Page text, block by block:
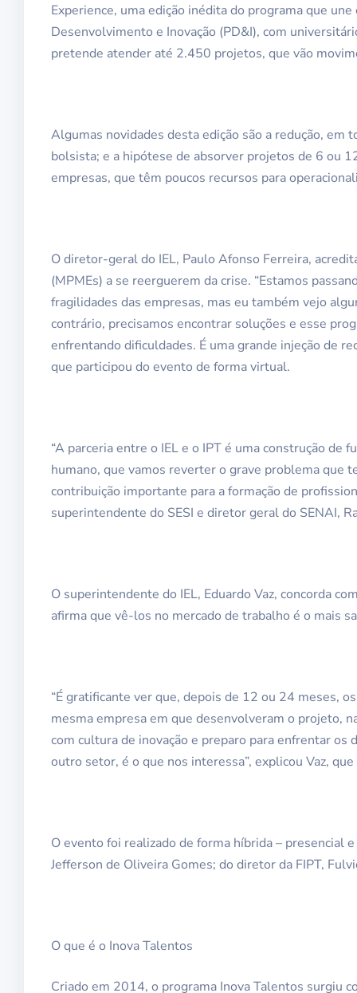
Experience, uma edição inédita do programa que
Desenvolvimento e Inovação (PD&I), com
pretende atender até 2.450 projetos, que vão
Algumas novidades desta edição são a redução,
bolsista; e a hipótese de absorver projetos de 6 ou
empresas, que têm poucos recursos para
O diretor-geral do IEL, Paulo Afonso Ferreira,
(MPMEs) a se reerguerem da crise. “Estamos
fragilidades das empresas, mas eu também vejo
contrário, precisamos encontrar soluções e esse
enfrentando dificuldades. É uma grande injeção de
que participou do evento de forma virtual.
“A parceria entre o IEL e o IPT é uma construção
humano, que vamos reverter o grave problema que
contribuição importante para a formação de
superintendente do SESI e diretor geral do SENAI,
O superintendente do IEL, Eduardo Vaz, concorda
afirma que vê-los no mercado de trabalho é o mais
“É gratificante ver que, depois de 12 ou 24 meses,
mesma empresa em que desenvolveram o projeto,
com cultura de inovação e preparo para enfrentar
outro setor, é o que nos interessa”, explicou Vaz,
O evento foi realizado de forma híbrida – presencial
Jefferson de Oliveira Gomes; do diretor da FIPT,
O que é o Inova Talentos
Criado em 2014, o programa Inova Talentos surgiu